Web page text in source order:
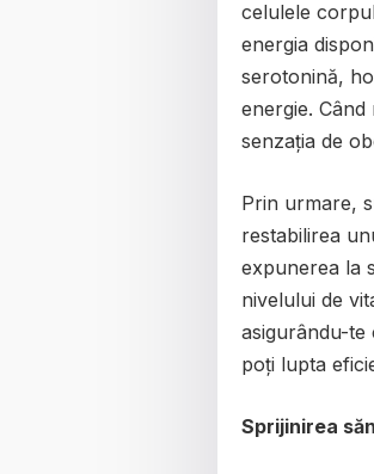
celulele
energia
serotonină,
energie.
senzația de
Prin urmare,
restabilirea
expunerea la
nivelului de
asigurându-te
poți lupta
Sprijinirea